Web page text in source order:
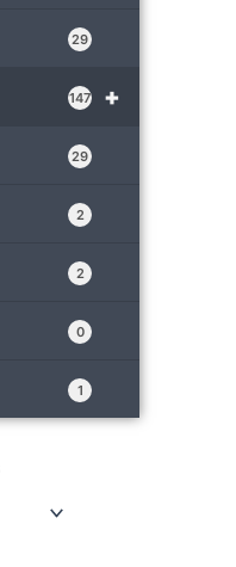
29
+
147
29
2
2
0
1